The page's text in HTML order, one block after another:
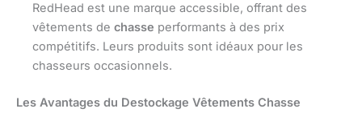
RedHead est une marque accessible, offrant des
vêtements de chasse performants à des prix
compétitifs. Leurs produits sont idéaux pour les
chasseurs occasionnels.
Les Avantages du Destockage Vêtements Chasse